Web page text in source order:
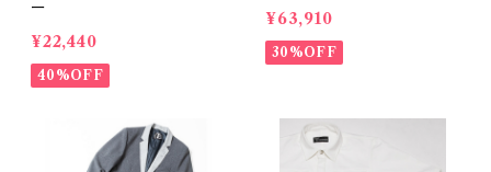
ー
¥22,440
40%OFF
¥63,910
30%OFF